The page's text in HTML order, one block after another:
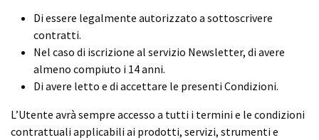
Di essere legalmente autorizzato a sottoscrivere
contratti.
Nel caso di iscrizione al servizio Newsletter, di avere
almeno compiuto i 14 anni.
Di avere letto e di accettare le presenti Condizioni.
L’Utente avrà sempre accesso a tutti i termini e le condizioni
contrattuali applicabili ai prodotti, servizi, strumenti e